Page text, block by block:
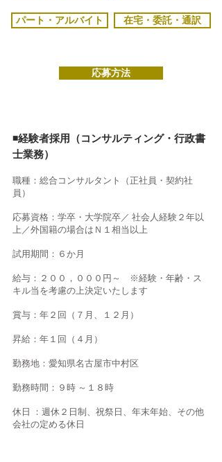
パート・アルバイト 在宅・委託・通訳
応募方法
◾️経験者採用（コンサルティング・行政書
士業務）
職種：総合コンサルタント（正社員・契約社
員）
応募資格：学卒・大学院卒／ 社会人経験２年以
上／外国籍の場合は Ｎ１相当以上
試用期間：６か月
給与：２００，０００円～ ※経験・年齢・ス
キル当を考慮の上決定いたします
賞与：年２回（７月、１２月）
昇給：年１回（４月）
勤務地：愛知県名古屋市中村区
勤務時間：９時 ～１８時
休日 ：週休２日制、祝祭日、年末年始、その他
会社の定める休日